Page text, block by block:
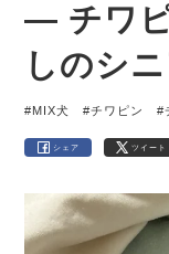
― チワ
しのシ
#MIX犬 #チワピン #
シェア ツイート